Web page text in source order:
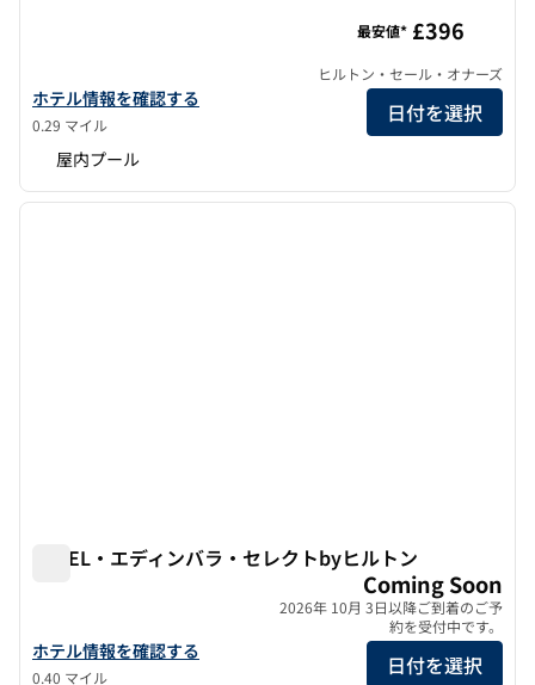
カレドニアン・エディンバラ・キュリオ・コレクションbyヒルト
ホテル情報を確認する
0.29 マイル
最安値* £396
ヒルトン・セール・オナーズ
日付を選択
屋内プール
1/12
1/12
次の
YOTEL・エディンバラ・セレクトbyヒルトン
YOTEL・エディンバラ・セレクトbyヒルトン
YOTEL Edinburgh, セレクトbyヒルトンの詳細を見る
ホテル情報を確認する
0.40 マイル
Coming Soon
2026年 10月 3日以降ご到着のご予
約を受付中です。
日付を選択